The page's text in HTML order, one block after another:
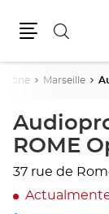
Buscar
Marseille
ROME
37 rue de